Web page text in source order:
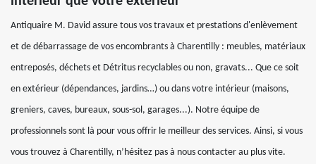
Antiquaire M. David assure tous vos travaux et prestations d'enlèvement
et de débarrassage de vos encombrants à Charentilly : meubles, matériaux
entreposés, déchets et Détritus recyclables ou non, gravats... Que ce soit
en extérieur (dépendances, jardins…) ou dans votre intérieur (maisons,
greniers, caves, bureaux, sous-sol, garages...). Notre équipe de
professionnels sont là pour vous offrir le meilleur des services. Ainsi, si vous
vous trouvez à Charentilly, n’hésitez pas à nous contacter au plus vite.